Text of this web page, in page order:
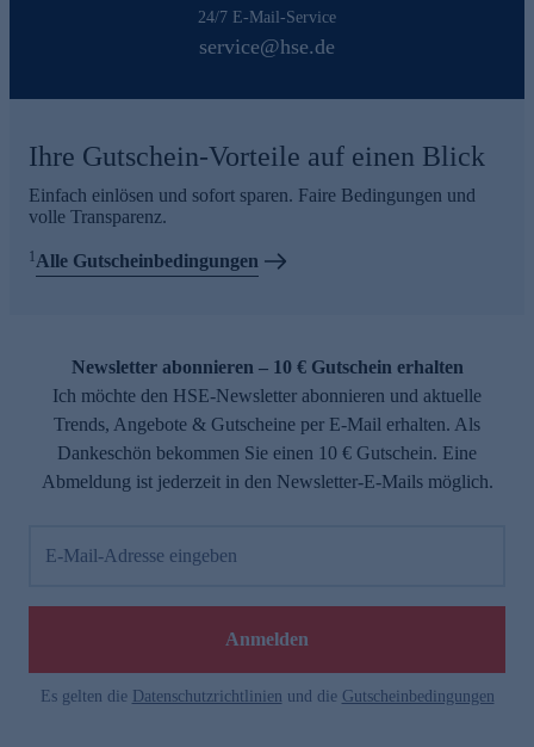
24/7 E-Mail-Service
service@hse.de
Ihre Gutschein-Vorteile auf einen Blick
Einfach einlösen und sofort sparen. Faire Bedingungen und
volle Transparenz.
1Alle Gutscheinbedingungen
Newsletter abonnieren – 10 € Gutschein erhalten
Ich möchte den HSE-Newsletter abonnieren und aktuelle
Trends, Angebote & Gutscheine per E-Mail erhalten. Als
Dankeschön bekommen Sie einen 10 € Gutschein. Eine
Abmeldung ist jederzeit in den Newsletter-E-Mails möglich.
E-Mail-Adresse eingeben
Anmelden
Es gelten die Datenschutzrichtlinien und die Gutscheinbedingungen